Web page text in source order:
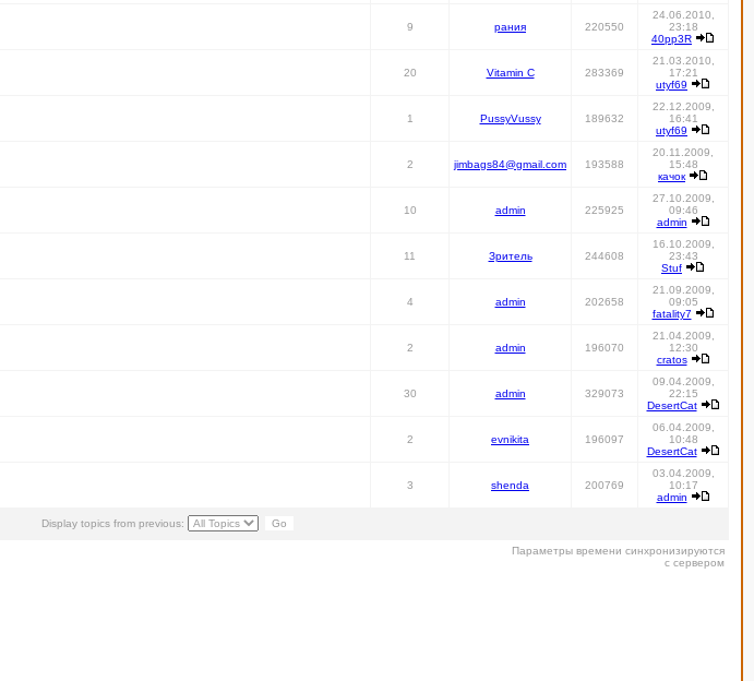
9 рания 220550
24.06.2010,
23:18
40pp3R
20 Vitamin C 283369
21.03.2010,
17:21
utyf69
1 PussyVussy 189632
22.12.2009,
16:41
utyf69
2 jimbags84@gmail.com 193588
20.11.2009,
15:48
качок
10 admin 225925
27.10.2009,
09:46
admin
11 Зритель 244608
16.10.2009,
23:43
Stuf
4 admin 202658
21.09.2009,
09:05
fatality7
2 admin 196070
21.04.2009,
12:30
cratos
30 admin 329073
09.04.2009,
22:15
DesertCat
2 evnikita 196097
06.04.2009,
10:48
DesertCat
3 shenda 200769
03.04.2009,
10:17
admin
Display topics from previous:
Параметры времени синхронизируются
с сервером